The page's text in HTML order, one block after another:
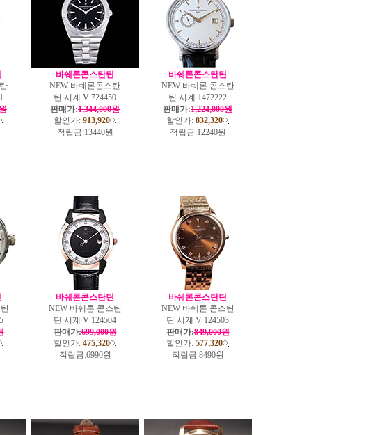
바쉐론콘스탄틴
NEW 바쉐론콘스탄
틴 시계 V 724450
판매가:1,344,000원
할인가: 913,920
적립금:13440원
바쉐론콘스탄틴
NEW 바쉐론 콘스탄
틴 시계 1472222
판매가:1,224,000원
할인가: 832,320
적립금:12240원
바쉐론콘스탄틴
NEW 바쉐론 콘스탄
틴 시계 V 124504
판매가:699,000원
할인가: 475,320
적립금:6990원
바쉐론콘스탄틴
NEW 바쉐론 콘스탄
틴 시계 V 124503
판매가:849,000원
할인가: 577,320
적립금:8490원